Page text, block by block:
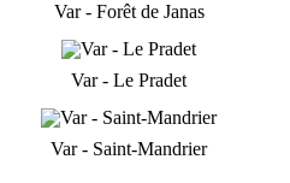
Var - Forêt de Janas
Var - Le Pradet
Var - Saint-Mandrier